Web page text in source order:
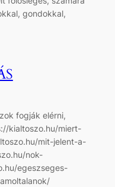
gondokkal,
fogják elérni,
kialtoszo.hu/miert-
mit-jelent-a-
nok-
egeszseges-